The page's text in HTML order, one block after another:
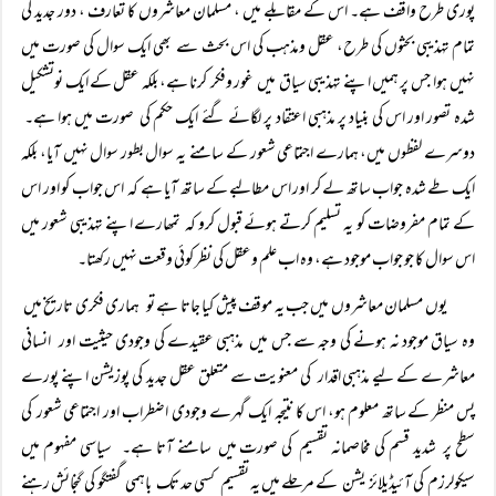
پوری طرح واقف ہے۔ اس کے مقابلے میں ، مسلمان معاشروں کا تعارف ، دور جدید کی
تمام تہذیبی بحثوں کی طرح، عقل ومذہب کی اس بحث سے بھی ایک سوال کی صورت میں
نہیں ہوا جس پر ہمیں اپنے تہذیبی سیاق میں غور وفکر کرنا ہے، بلکہ عقل کے ایک نوتشکیل
شدہ تصور اور اس کی بنیاد پر مذہبی اعتقاد پر لگائے گئے ایک حکم کی صورت میں ہوا ہے۔
دوسرے لفظوں میں، ہمارے اجتماعی شعور کے سامنے یہ سوال بطور سوال نہیں آیا، بلکہ
ایک طے شدہ جواب ساتھ لے کر اور اس مطالبے کے ساتھ آیا ہے کہ اس جواب کو اور اس
کے تمام مفروضات کو یہ تسلیم کرتے ہوئے قبول کرو کہ تمھارے اپنے تہذیبی شعور میں
اس سوال کا جو جواب موجود ہے، وہ اب علم وعقل کی نظر کوئی وقعت نہیں رکھتا۔
یوں مسلمان معاشروں میں جب یہ موقف پیش کیا جاتا ہے تو ہماری فکری تاریخ میں
وہ سیاق موجود نہ ہونے کی وجہ سے جس میں مذہبی عقیدے کی وجودی حیثیت اور انسانی
معاشرے کے لیے مذہبی اقدار کی معنویت سے متعلق عقل جدید کی پوزیشن اپنے پورے
پس منظر کے ساتھ معلوم ہو، اس کا نتیجہ ایک گہرے وجودی اضطراب اور اجتماعی شعور کی
سطح پر شدید قسم کی مخاصمانہ تقسیم کی صورت میں سامنے آتا ہے۔ سیاسی مفہوم میں
سیکولرزم کی آئیڈیلائز یشن کے مرحلے میں یہ تقسیم کسی حد تک باہمی گفتگو کی گنجائش رہنے